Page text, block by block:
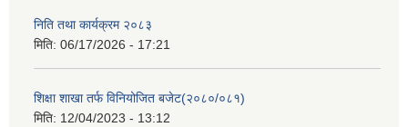
निति तथा कार्यक्रम २०८३
मिति: 06/17/2026 - 17:21
शिक्षा शाखा तर्फ विनियोजित बजेट(२०८०/०८१)
मिति: 12/04/2023 - 13:12